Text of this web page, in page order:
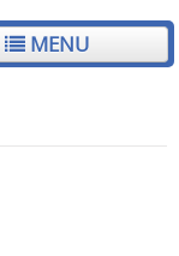
MENU